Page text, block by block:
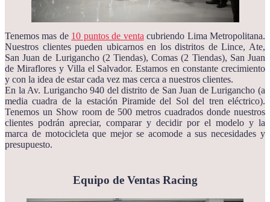
Tenemos mas de 10 puntos de venta cubriendo Lima Metropolitana.
Nuestros clientes pueden ubicarnos en los distritos de Lince, Ate,
San Juan de Lurigancho (2 Tiendas), Comas (2 Tiendas), San Juan
de Miraflores y Villa el Salvador. Estamos en constante crecimiento
y con la idea de estar cada vez mas cerca a nuestros clientes.
En la Av. Lurigancho 940 del distrito de San Juan de Lurigancho (a
media cuadra de la estación Piramide del Sol del tren eléctrico).
Tenemos un Show room de 500 metros cuadrados donde nuestros
clientes podrán apreciar, comparar y decidir por el modelo y la
marca de motocicleta que mejor se acomode a sus necesidades y
presupuesto.
Equipo de Ventas Racing